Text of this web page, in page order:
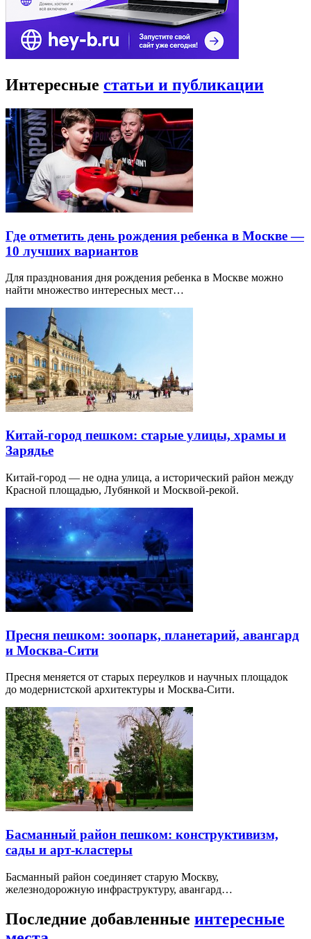
Интересные статьи и публикации
Где отметить день рождения ребенка в Москве —
10 лучших вариантов
Для празднования дня рождения ребенка в Москве можно
найти множество интересных мест…
Китай-город пешком: старые улицы, храмы и
Зарядье
Китай-город — не одна улица, а исторический район между
Красной площадью, Лубянкой и Москвой-рекой.
Пресня пешком: зоопарк, планетарий, авангард
и Москва-Сити
Пресня меняется от старых переулков и научных площадок
до модернистской архитектуры и Москва-Сити.
Басманный район пешком: конструктивизм,
сады и арт-кластеры
Басманный район соединяет старую Москву,
железнодорожную инфраструктуру, авангард…
Последние добавленные интересные